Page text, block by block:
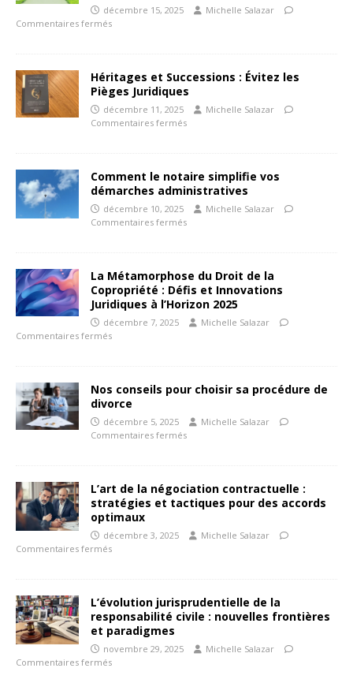
décembre 15, 2025
Michelle Salazar
Commentaires fermés
Héritages et Successions : Évitez les
Pièges Juridiques
décembre 11, 2025
Michelle Salazar
Commentaires fermés
Comment le notaire simplifie vos
démarches administratives
décembre 10, 2025
Michelle Salazar
Commentaires fermés
La Métamorphose du Droit de la
Copropriété : Défis et Innovations
Juridiques à l’Horizon 2025
décembre 7, 2025
Michelle Salazar
Commentaires fermés
Nos conseils pour choisir sa procédure de
divorce
décembre 5, 2025
Michelle Salazar
Commentaires fermés
L’art de la négociation contractuelle :
stratégies et tactiques pour des accords
optimaux
décembre 3, 2025
Michelle Salazar
Commentaires fermés
L’évolution jurisprudentielle de la
responsabilité civile : nouvelles frontières
et paradigmes
novembre 29, 2025
Michelle Salazar
Commentaires fermés